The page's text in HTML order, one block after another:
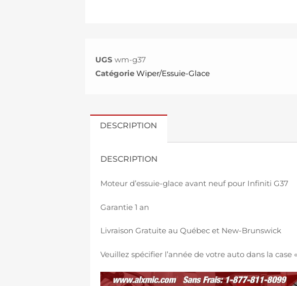
UGSwm-g37
Catégorie Wiper/Essuie-Glace
DESCRIPTION
DESCRIPTION
Moteur d’essuie-glace avant neuf pour Infiniti G37
Garantie 1 an
Livraison Gratuite au Québec et New-Brunswick
Veuillez spécifier l’année de votre auto dans la